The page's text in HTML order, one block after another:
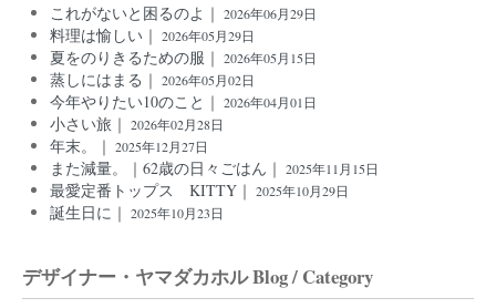
これがないと困るのよ｜ 2026年06月29日
料理は愉しい｜ 2026年05月29日
夏をのりきるための服｜ 2026年05月15日
蒸しにはまる｜ 2026年05月02日
今年やりたい10のこと｜ 2026年04月01日
小さい旅｜ 2026年02月28日
年末。｜ 2025年12月27日
また減量。｜62歳の日々ごはん｜ 2025年11月15日
最愛定番トップス KITTY｜ 2025年10月29日
誕生日に｜ 2025年10月23日
デザイナー・ヤマダカホル Blog / Category